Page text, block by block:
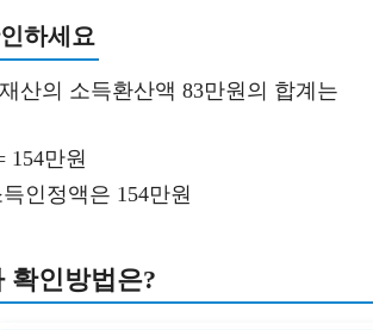
하세요
산의 소득환산액 83만원의 합계는
154만원
인정액은 154만원
확인방법은?